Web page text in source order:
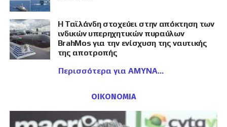
Η Ταϊλάνδη στοχεύει στην απόκτηση των
ινδικών υπερηχητικών πυραύλων
BrahMos για την ενίσχυση της ναυτικής
της αποτροπής
Περισσότερα για ΑΜΥΝΑ
ΟΙΚΟΝΟΜΙΑ